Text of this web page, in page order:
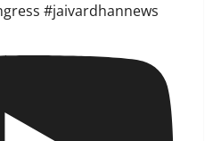
#jaivardhannews